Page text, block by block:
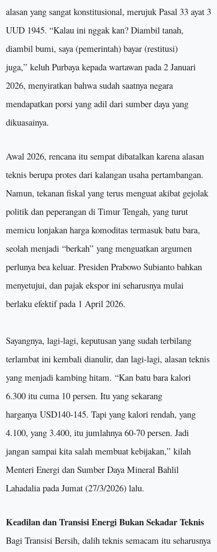
alasan yang sangat konstitusional, merujuk Pasal 33 ayat 3
UUD 1945. “Kalau ini nggak kan? Diambil tanah,
diambil bumi, saya (pemerintah) bayar (restitusi)
juga,” keluh Purbaya kepada wartawan pada 2 Januari
2026, menyiratkan bahwa sudah saatnya negara
mendapatkan porsi yang adil dari sumber daya yang
dikuasainya.
Awal 2026, rencana itu sempat dibatalkan karena alasan
teknis berupa protes dari kalangan usaha pertambangan.
Namun, tekanan fiskal yang terus menguat akibat gejolak
politik dan peperangan di Timur Tengah, yang turut
memicu lonjakan harga komoditas termasuk batu bara,
seolah menjadi “berkah” yang menguatkan argumen
perlunya bea keluar. Presiden Prabowo Subianto bahkan
menyetujui, dan pajak ekspor ini seharusnya mulai
berlaku efektif pada 1 April 2026.
Sayangnya, lagi-lagi, keputusan yang sudah terbilang
terlambat ini kembali dianulir, dan lagi-lagi, alasan teknis
yang menjadi kambing hitam. “Kan batu bara kalori
6.300 itu cuma 10 persen. Itu yang sekarang
harganya USD140-145. Tapi yang kalori rendah, yang
4.100, yang 3.400, itu jumlahnya 60-70 persen. Jadi
jangan sampai kita salah membuat kebijakan,” kilah
Menteri Energi dan Sumber Daya Mineral Bahlil
Lahadalia pada Jumat (27/3/2026) lalu.
Keadilan dan Transisi Energi Bukan Sekadar Teknis
Bagi Transisi Bersih, dalih teknis semacam itu seharusnya